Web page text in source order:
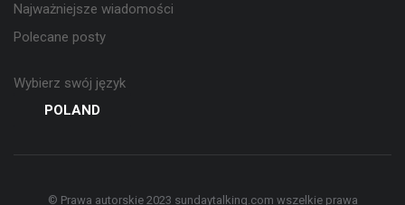
Najważniejsze wiadomości
Polecane posty
Wybierz swój język
POLAND
© Prawa autorskie 2023 sundaytalking.com wszelkie prawa